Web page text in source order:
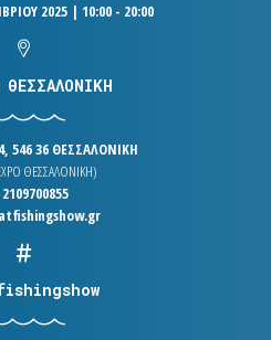
2025 | 10:00 - 20:00
ΘΕΣΣΑΛΟΝΙΚΗ
546 36 ΘΕΣΣΑΛΟΝΙΚΗ
ΘΕΣΣΑΛΟΝΙΚΗ)